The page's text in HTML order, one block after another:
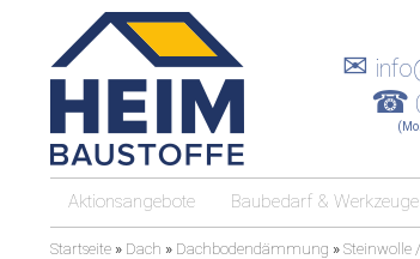
✉
☎
Aktionsangebote Baubedarf & Werkzeuge
Startseite » Dach » Dachbodendämmung » Steinwolle